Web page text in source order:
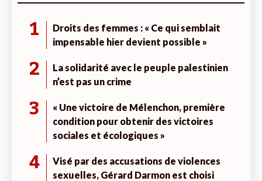
1
Droits des femmes : « Ce qui semblait
impensable hier devient possible »
2
La solidarité avec le peuple palestinien
n’est pas un crime
3
« Une victoire de Mélenchon, première
condition pour obtenir des victoires
sociales et écologiques »
4
Visé par des accusations de violences
sexuelles, Gérard Darmon est choisi